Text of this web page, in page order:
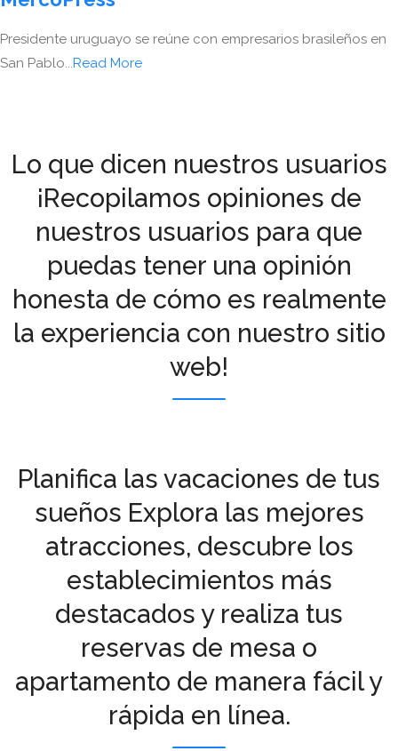
Presidente uruguayo se reúne con empresarios brasileños en
San Pablo...Read More
Lo que dicen nuestros usuarios
¡Recopilamos opiniones de
nuestros usuarios para que
puedas tener una opinión
honesta de cómo es realmente
la experiencia con nuestro sitio
web!
Planifica las vacaciones de tus
sueños Explora las mejores
atracciones, descubre los
establecimientos más
destacados y realiza tus
reservas de mesa o
apartamento de manera fácil y
rápida en línea.